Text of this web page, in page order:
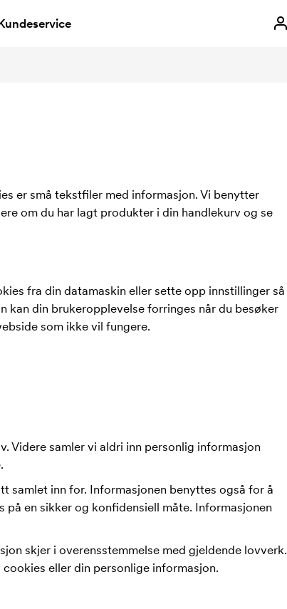
er små tekstfiler med informasjon. Vi benytter
om du har lagt produkter i din handlekurv og se
fra din datamaskin eller sette opp innstillinger så
kan din brukeropplevelse forringes når du besøker
som ikke vil fungere.
Videre samler vi aldri inn personlig informasjon
samlet inn for. Informasjonen benyttes også for å
en sikker og konfidensiell måte. Informasjonen
skjer i overensstemmelse med gjeldende lovverk.
eller din personlige informasjon.